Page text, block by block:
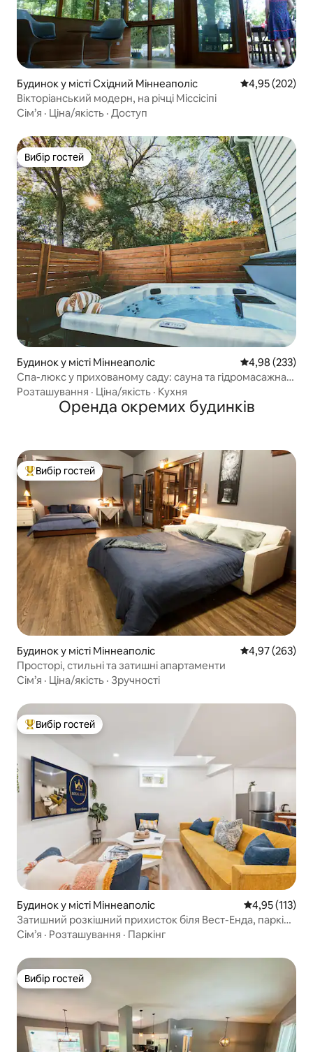
Будинок у місті Східний Міннеаполіс Середня
4,95 (202)
Вікторіанський модерн, на річці Міссісіпі
Сім’я · Ціна/якість · Доступ
Вибір гостей
Вибір гостей
Будинок у місті Міннеаполіс Середня
4,98 (233)
Спа-люкс у прихованому саду: сауна та гідромасажна
ванна
Розташування · Ціна/якість · Кухня
Оренда окремих будинків
Топ вибір гостей
Вибір гостей
Будинок у місті Міннеаполіс Середня
4,97 (263)
Просторі, стильні та затишні апартаменти
Сім’я · Ціна/якість · Зручності
Топ вибір гостей
Вибір гостей
Будинок у місті Міннеаполіс Середня
4,95 (113)
Затишний розкішний прихисток біля Вест-Енда, парків і
центру міста
Сім’я · Розташування · Паркінг
Вибір гостей
Вибір гостей